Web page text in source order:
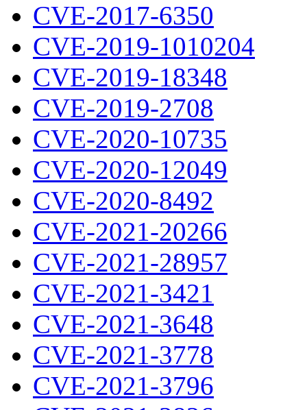
CVE-2017-6350
CVE-2019-1010204
CVE-2019-18348
CVE-2019-2708
CVE-2020-10735
CVE-2020-12049
CVE-2020-8492
CVE-2021-20266
CVE-2021-28957
CVE-2021-3421
CVE-2021-3648
CVE-2021-3778
CVE-2021-3796